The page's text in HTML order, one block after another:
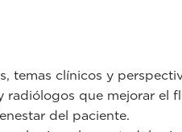
temas clínicos y
que mejorar el
del paciente.